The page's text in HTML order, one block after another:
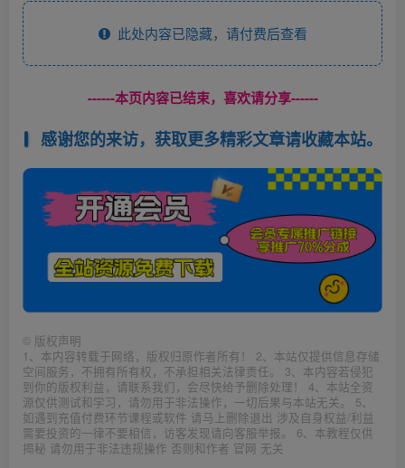
此处内容已隐藏，请付费后查看
------本页内容已结束，喜欢请分享------
感谢您的来访，获取更多精彩文章请收藏本站。
© 版权声明
1、本内容转载于网络，版权归原作者所有！ 2、本站仅提供信息存储
空间服务，不拥有所有权，不承担相关法律责任。 3、本内容若侵犯
到你的版权利益，请联系我们，会尽快给予删除处理！ 4、本站全资
源仅供测试和学习，请勿用于非法操作，一切后果与本站无关。 5、
如遇到充值付费环节课程或软件 请马上删除退出 涉及自身权益/利益
需要投资的一律不要相信，访客发现请向客服举报。 6、本教程仅供
揭秘 请勿用于非法违规操作 否则和作者 官网 无关